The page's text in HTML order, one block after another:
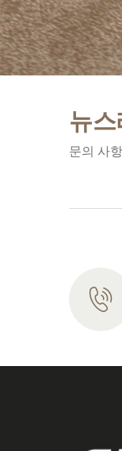
뉴스
문의 사